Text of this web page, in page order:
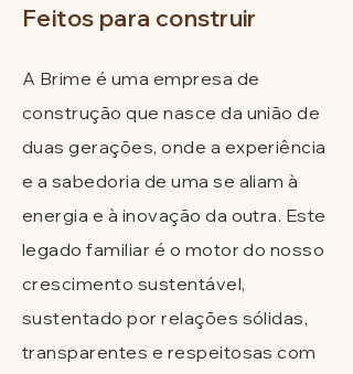
Feitos para construir
A Brime é uma empresa de
construção que nasce da união de
duas gerações, onde a experiência
e a sabedoria de uma se aliam à
energia e à inovação da outra. Este
legado familiar é o motor do nosso
crescimento sustentável,
sustentado por relações sólidas,
transparentes e respeitosas com